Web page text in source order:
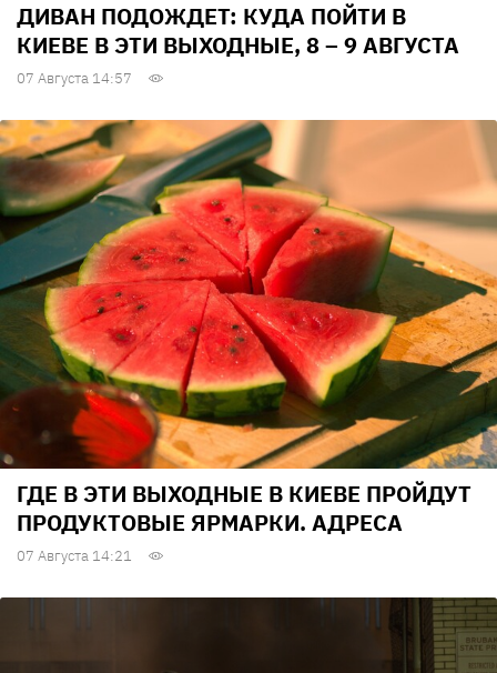
ДИВАН ПОДОЖДЕТ: КУДА ПОЙТИ В
КИЕВЕ В ЭТИ ВЫХОДНЫЕ, 8 – 9 АВГУСТА
07 Августа 14:57
ГДЕ В ЭТИ ВЫХОДНЫЕ В КИЕВЕ ПРОЙДУТ
ПРОДУКТОВЫЕ ЯРМАРКИ. АДРЕСА
07 Августа 14:21